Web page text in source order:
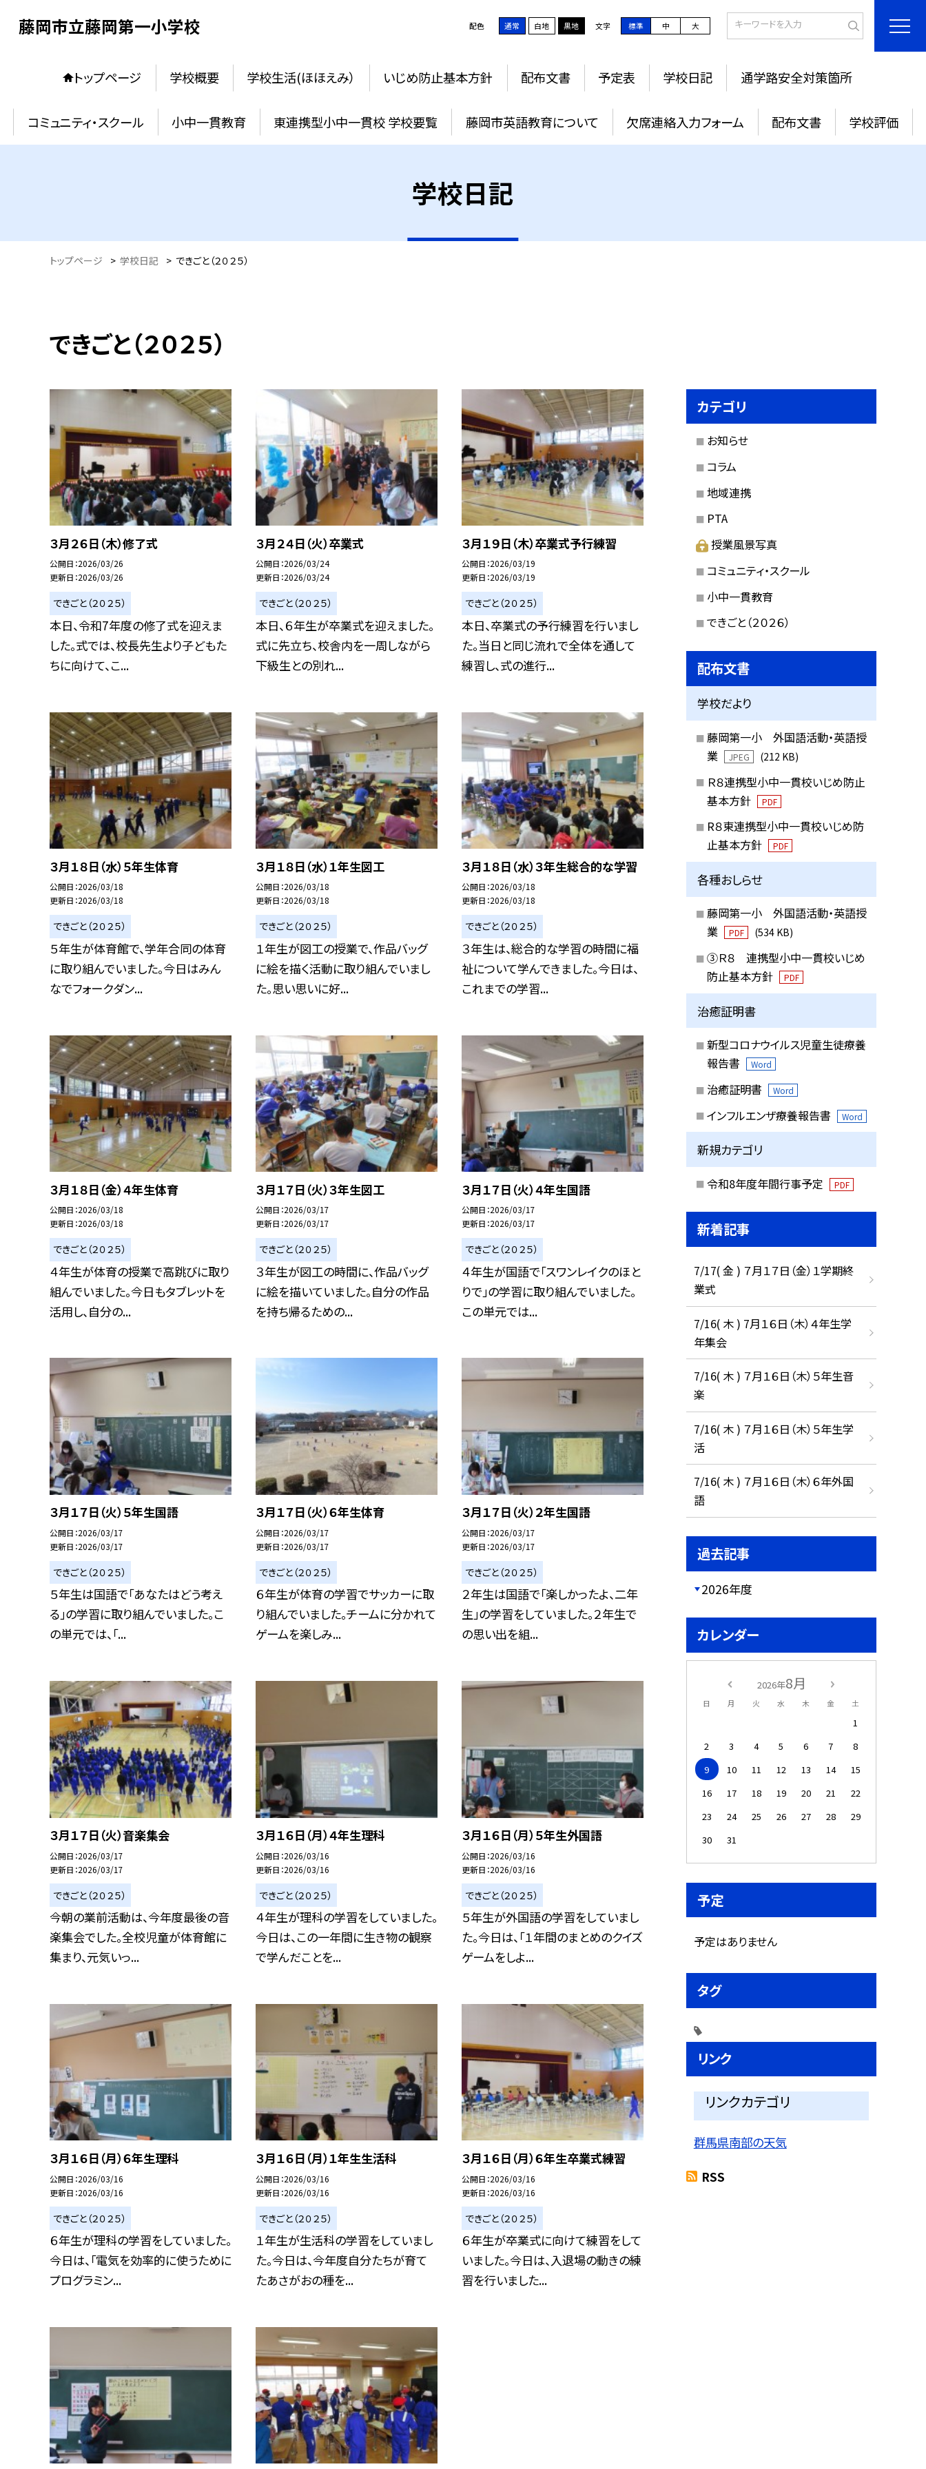
藤岡市立藤岡第一小学校 配色 通常 白地 黒地 文字 標準 中 大
トップページ 学校概要 学校生活(ほほえみ） いじめ防止基本方針 配布文書 予定表 学校日記 通学路安全対策箇所
コミュニティ・スクール 小中一貫教育 東連携型小中一貫校 学校要覧 藤岡市英語教育について 欠席連絡入力フォーム 配布文書 学校評価
学校日記
トップページ > 学校日記 > できごと（２０２５）
できごと（２０２５）
３月２６日（木）修了式
公開日 2026/03/26
更新日 2026/03/26
できごと（２０２５）
本日、令和7年度の修了式を迎えま
した。式では、校長先生より子どもた
ちに向けて、こ...
３月２４日（火）卒業式
公開日 2026/03/24
更新日 2026/03/24
できごと（２０２５）
本日、６年生が卒業式を迎えました。
式に先立ち、校舎内を一周しながら
下級生との別れ...
３月１９日（木）卒業式予行練習
公開日 2026/03/19
更新日 2026/03/19
できごと（２０２５）
本日、卒業式の予行練習を行いまし
た。当日と同じ流れで全体を通して
練習し、式の進行...
３月１８日（水）５年生体育
公開日 2026/03/18
更新日 2026/03/18
できごと（２０２５）
５年生が体育館で、学年合同の体育
に取り組んでいました。今日はみん
なでフォークダン...
３月１８日（水）１年生図工
公開日 2026/03/18
更新日 2026/03/18
できごと（２０２５）
１年生が図工の授業で、作品バッグ
に絵を描く活動に取り組んでいまし
た。思い思いに好...
３月１８日（水）３年生総合的な学習
公開日 2026/03/18
更新日 2026/03/18
できごと（２０２５）
３年生は、総合的な学習の時間に福
祉について学んできました。今日は、
これまでの学習...
３月１８日（金）４年生体育
公開日 2026/03/18
更新日 2026/03/18
できごと（２０２５）
４年生が体育の授業で高跳びに取り
組んでいました。今日もタブレットを
活用し、自分の...
３月１７日（火）３年生図工
公開日 2026/03/17
更新日 2026/03/17
できごと（２０２５）
３年生が図工の時間に、作品バッグ
に絵を描いていました。自分の作品
を持ち帰るための...
３月１７日（火）４年生国語
公開日 2026/03/17
更新日 2026/03/17
できごと（２０２５）
４年生が国語で「スワンレイクのほと
りで」の学習に取り組んでいました。
この単元では...
３月１７日（火）５年生国語
公開日 2026/03/17
更新日 2026/03/17
できごと（２０２５）
５年生は国語で「あなたはどう考え
る」の学習に取り組んでいました。こ
の単元では、「...
３月１７日（火）６年生体育
公開日 2026/03/17
更新日 2026/03/17
できごと（２０２５）
６年生が体育の学習でサッカーに取
り組んでいました。チームに分かれて
ゲームを楽しみ...
３月１７日（火）２年生国語
公開日 2026/03/17
更新日 2026/03/17
できごと（２０２５）
２年生は国語で「楽しかったよ、二年
生」の学習をしていました。２年生で
の思い出を組...
３月１７日（火）音楽集会
公開日 2026/03/17
更新日 2026/03/17
できごと（２０２５）
今朝の業前活動は、今年度最後の音
楽集会でした。全校児童が体育館に
集まり、元気いっ...
３月１６日（月）４年生理科
公開日 2026/03/16
更新日 2026/03/16
できごと（２０２５）
４年生が理科の学習をしていました。
今日は、この一年間に生き物の観察
で学んだことを...
３月１６日（月）５年生外国語
公開日 2026/03/16
更新日 2026/03/16
できごと（２０２５）
５年生が外国語の学習をしていまし
た。今日は、「１年間のまとめのクイズ
ゲームをしよ...
３月１６日（月）６年生理科
公開日 2026/03/16
更新日 2026/03/16
できごと（２０２５）
６年生が理科の学習をしていました。
今日は、「電気を効率的に使うために
プログラミン...
３月１６日（月）１年生生活科
公開日 2026/03/16
更新日 2026/03/16
できごと（２０２５）
１年生が生活科の学習をしていまし
た。今日は、今年度自分たちが育て
たあさがおの種を...
３月１６日（月）６年生卒業式練習
公開日 2026/03/16
更新日 2026/03/16
できごと（２０２５）
６年生が卒業式に向けて練習をして
いました。今日は、入退場の動きの練
習を行いました...
カテゴリ
お知らせ
コラム
地域連携
PTA
授業風景写真
コミュニティ・スクール
小中一貫教育
できごと（２０２６）
配布文書
学校だより
藤岡第一小 外国語活動・英語授
業
JPEG (212 KB)
Ｒ８連携型小中一貫校いじめ防止
基本方針
PDF
R８東連携型小中一貫校いじめ防
止基本方針
PDF
各種おしらせ
藤岡第一小 外国語活動・英語授
業
PDF (534 KB)
③Ｒ８ 連携型小中一貫校いじめ
防止基本方針
PDF
治癒証明書
新型コロナウイルス児童生徒療養
報告書
Word
治癒証明書 Word
インフルエンザ療養報告書 Word
新規カテゴリ
令和8年度年間行事予定 PDF
新着記事
7/17( 金 ) ７月１７日（金）１学期終
業式
7/16( 木 ) 7月１６日（木）４年生学
年集会
7/16( 木 ) ７月１６日（木）５年生音
楽
7/16( 木 ) ７月１６日（木）５年生学
活
7/16( 木 ) ７月１６日（木）６年外国
語
過去記事
2026年度
カレンダー
2026年8月
日 月 火 水 木 金 土
1
2
3 4 5 6 7
8
9
10 11 12 13 14
15
16
17 18 19 20 21
22
23
24 25 26 27 28
29
30
31
予定
予定はありません
タグ
リンク
リンクカテゴリ
群馬県南部の天気
RSS